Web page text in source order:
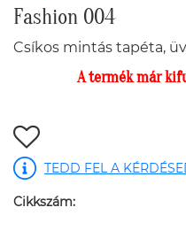
Fashion 004
Csíkos mintás tapéta,
A termék már
TEDD FEL A
Cikkszám: